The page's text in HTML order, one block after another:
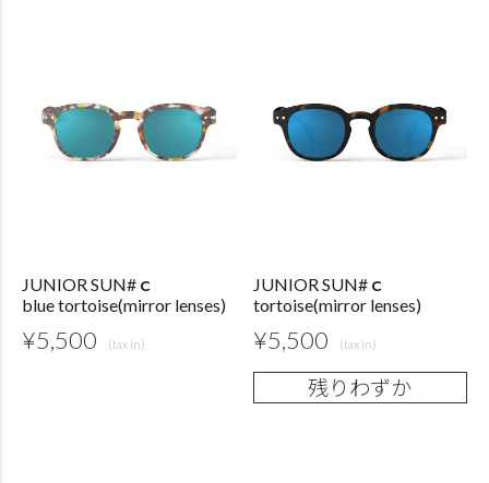
JUNIOR SUN#ｃ
blue tortoise(mirror lenses)
¥5,500
JUNIOR SUN#ｃ
tortoise(mirror lenses)
¥5,500
残りわずか